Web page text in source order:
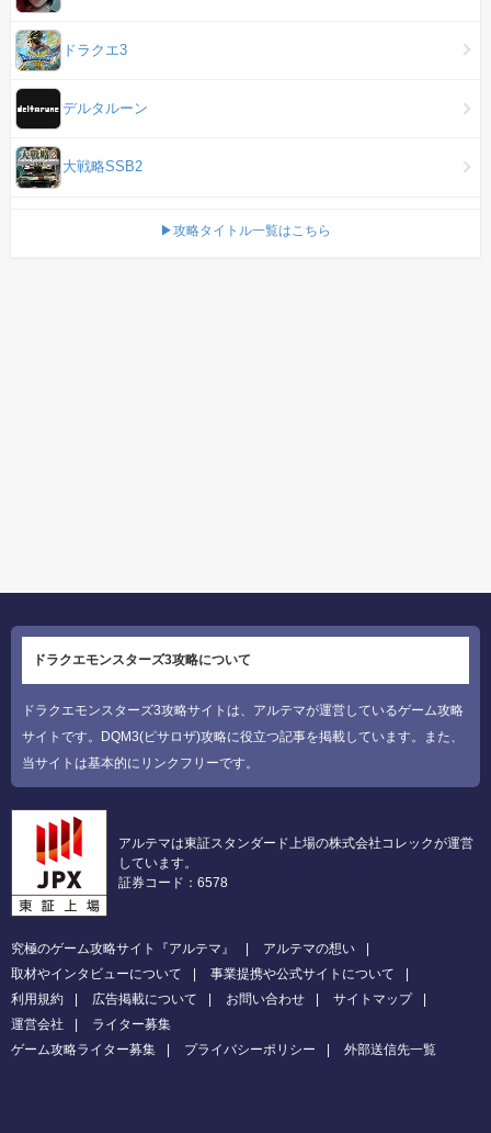
ドラクエ3
デルタルーン
大戦略SSB2
▶攻略タイトル一覧はこちら
ドラクエモンスターズ3攻略について
ドラクエモンスターズ3攻略サイトは、アルテマが運営しているゲーム攻略
サイトです。DQM3(ピサロザ)攻略に役立つ記事を掲載しています。また、
当サイトは基本的にリンクフリーです。
アルテマは東証スタンダード上場の株式会社コレックが運営
しています。
証券コード：6578
究極のゲーム攻略サイト『アルテマ』
アルテマの想い
取材やインタビューについて
事業提携や公式サイトについて
利用規約
広告掲載について お問い合わせ
サイトマップ
運営会社
ライター募集
ゲーム攻略ライター募集
プライバシーポリシー 外部送信先一覧